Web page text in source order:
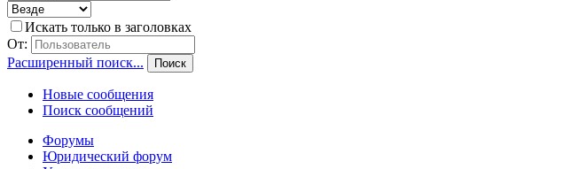
Искать только в заголовках
От:
Расширенный поиск...
Поиск
Новые сообщения
Поиск сообщений
Форумы
Юридический форум